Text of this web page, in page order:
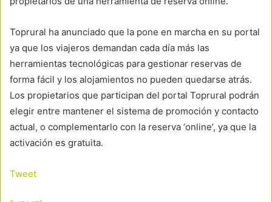
Toprural ha anunciado que la pone en marcha en su portal
ya que los viajeros demandan cada día más las
herramientas tecnológicas para gestionar reservas de
forma fácil y los alojamientos no pueden quedarse atrás.
Los propietarios que participan del portal Toprural podrán
elegir entre mantener el sistema de promoción y contacto
actual, o complementarlo con la reserva ‘online’, ya que la
activación es gratuita.
Tweet